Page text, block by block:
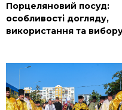
Порцеляновий посуд:
особливості догляду,
використання та